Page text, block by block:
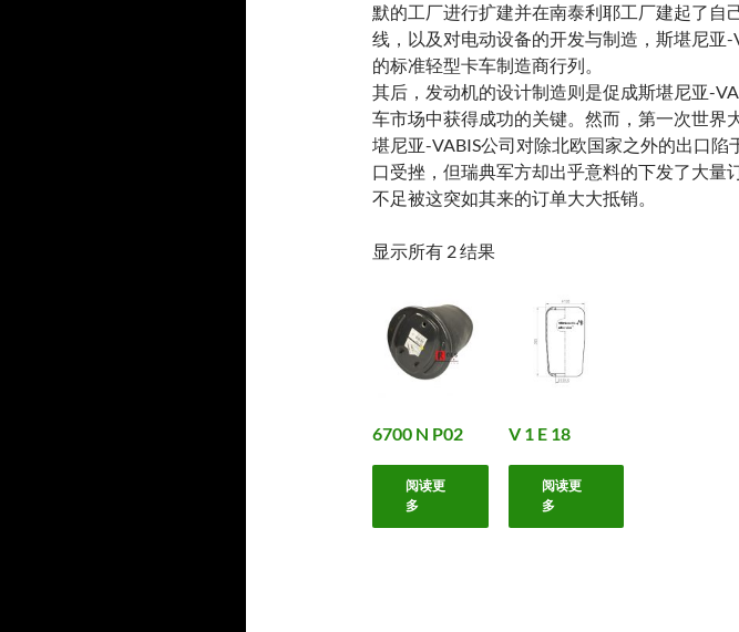
默的工厂进行扩建并在南泰利耶工厂建起了自
线，以及对电动设备的开发与制造，斯堪尼亚-
的标准轻型卡车制造商行列。
其后，发动机的设计制造则是促成斯堪尼亚-
车市场中获得成功的关键。然而，第一次世界
堪尼亚-VABIS公司对除北欧国家之外的出口陷
口受挫，但瑞典军方却出乎意料的下发了大量
不足被这突如其来的订单大大抵销。
显示所有 2 结果
6700 N P02
阅读更
多
V 1 E 18
阅读更
多